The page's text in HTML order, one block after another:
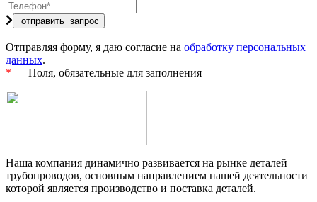
Отправляя форму, я даю согласие на обработку персональных
данных.
* — Поля, обязательные для заполнения
Наша компания динамично развивается на рынке деталей
трубопроводов, основным направлением нашей деятельности
которой является производство и поставка деталей.